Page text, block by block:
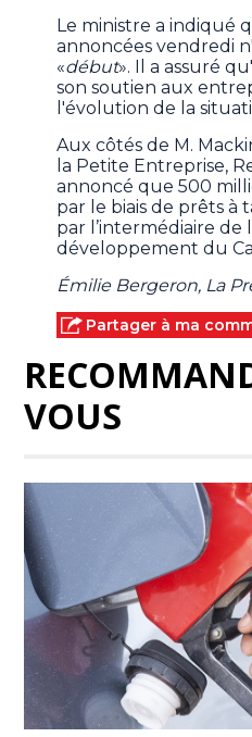
Le ministre a indiqué
annoncées vendredi
«début». Il a assuré
son soutien aux
l'évolution de la
Aux côtés de M.
la Petite Entreprise,
annoncé que 500
par le biais de prêts à
par l’intermédiaire de
développement du
Émilie Bergeron, La
Partager à ma
VOUS